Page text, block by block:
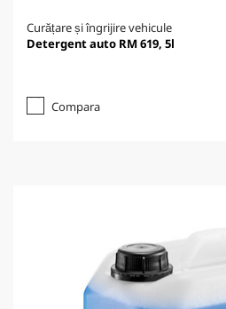
Curățare și îngrijire vehicule
Detergent auto RM 619, 5l
Compara